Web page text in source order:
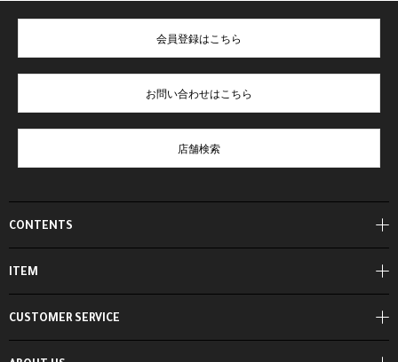
CONTENTS
ITEM
会員登録はこちら
お問い合わせはこちら
店舗検索
CUSTOMER SERVICE